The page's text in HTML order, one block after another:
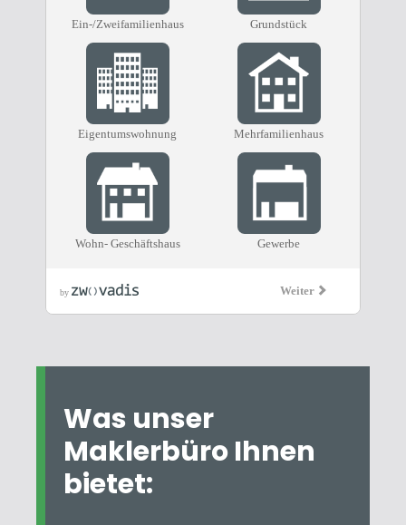
Was unser
Maklerbüro Ihnen
bietet: